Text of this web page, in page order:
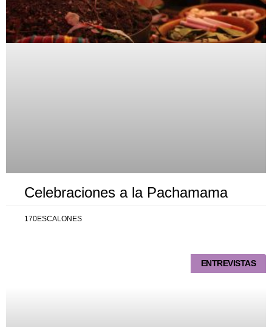
Celebraciones a la Pachamama
170ESCALONES
ENTREVISTAS